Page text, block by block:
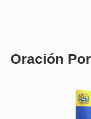
Oración